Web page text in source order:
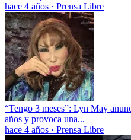
hace 4 años · Prensa Libre
“Tengo 3 meses”: Lyn May
años y provoca una...
hace 4 años · Prensa Libre